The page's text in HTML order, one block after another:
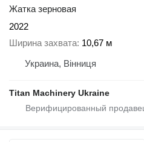
Жатка зерновая
2022
Ширина захвата 10,67 м
Украина, Вінниця
Titan Machinery Ukraine